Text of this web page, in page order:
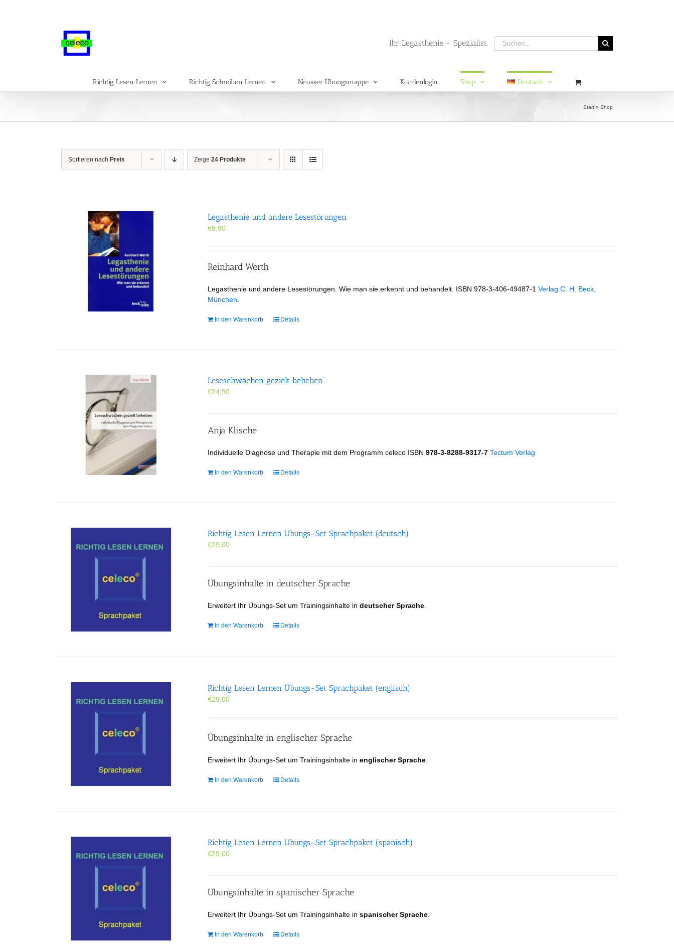
Ihr Legasthenie - Spezialist
Suche
nach:
Richtig Lesen Lernen Richtig Schreiben Lernen Neusser Übungsmappe Kundenlogin Shop Deutsch
Start » Shop
Sortieren nach Preis Zeige 24 Produkte
Legasthenie und andere Lesestörungen
€9,90
Reinhard Werth
Legasthenie und andere Lesestörungen. Wie man sie erkennt und behandelt. ISBN 978-3-406-49487-1Verlag C. H. Beck,
München
In den Warenkorb Details
Leseschwächen gezielt beheben
€24,90
Anja Klische
Individuelle Diagnose und Therapie mit dem Programm celeco ISBN 978-3-8288-9317-7Tectum Verlag
In den Warenkorb Details
Richtig Lesen Lernen Übungs-Set Sprachpaket (deutsch)
€29,00
Übungsinhalte in deutscher Sprache
Erweitert Ihr Übungs-Set um Trainingsinhalte indeutscher Sprache
In den Warenkorb Details
Richtig Lesen Lernen Übungs-Set Sprachpaket (englisch)
€29,00
Übungsinhalte in englischer Sprache
Erweitert Ihr Übungs-Set um Trainingsinhalte inenglischer Sprache
In den Warenkorb Details
Richtig Lesen Lernen Übungs-Set Sprachpaket (spanisch)
€29,00
Übungsinhalte in spanischer Sprache
Erweitert Ihr Übungs-Set um Trainingsinhalte inspanischer Sprache
In den Warenkorb Details